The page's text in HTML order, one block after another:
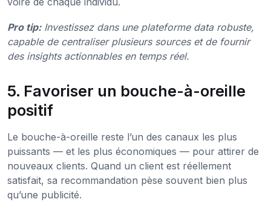
Pro tip: Investissez dans une plateforme data robuste,
capable de centraliser plusieurs sources et de fournir
des insights actionnables en temps réel.
5. Favoriser un bouche-à-oreille
positif
Le bouche-à-oreille reste l’un des canaux les plus
puissants — et les plus économiques — pour attirer de
nouveaux clients. Quand un client est réellement
satisfait, sa recommandation pèse souvent bien plus
qu’une publicité.